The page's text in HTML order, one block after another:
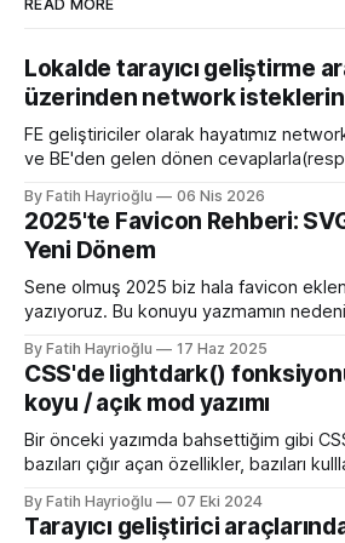
READ MORE
Lokalde tarayıcı geliştirme
üzerinden network
FE geliştiriciler olarak hayatımız
ve BE'den gelen dönen
olduğunda mock server kurmak veya
bu işi yapıyordum. Mock işini tarayıcı
başlayalı çok rahatladım. Süper
Genel kullanım alanları * BE
By Fatih Hayrioğlu 06 Nis 2026
2025'te Favicon Rehberi:
Yeni Dönem
Sene olmuş 2025 biz hala favicon
yazıyoruz. Bu konuyu yazmamın
oluşu. Bu vesileyle bilgileri tazelemekte
web sitelerinin tarayıcının sayfa, sekme
gösterilen küçük simgelerdir. Aslında
By Fatih Hayrioğlu 17 Haz 2025
CSS'de lightdark()
koyu / açık mod yazımı
Bir önceki yazımda bahsettiğim gibi
bazıları çığır açan özellikler, bazıları
fonksiyonu gibi yazım kolaylığı
fonksiyonu mevcut uyumlu web
By Fatih Hayrioğlu 07 Eki 2024
Tarayıcı geliştirici